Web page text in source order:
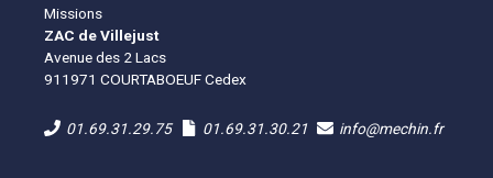
Missions
ZAC de Villejust
Avenue des 2 Lacs
911971 COURTABOEUF Cedex
01.69.31.29.75 01.69.31.30.21 info@mechin.fr